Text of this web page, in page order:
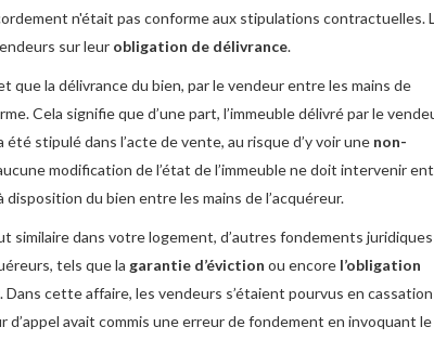
n'était pas conforme aux stipulations contractuelles.
sur leur obligation de délivrance.
que la délivrance du bien, par le vendeur entre les mains de
Cela signifie que d’une part, l’immeuble délivré par le
stipulé dans l’acte de vente, au risque d’y voir une non-
modification de l’état de l’immeuble ne doit intervenir
du bien entre les mains de l’acquéreur.
similaire dans votre logement, d’autres fondements juridiques
tels que la garantie d’éviction ou encore l’obligation
. Dans cette affaire, les vendeurs s’étaient pourvus en
d’appel avait commis une erreur de fondement en invoquant